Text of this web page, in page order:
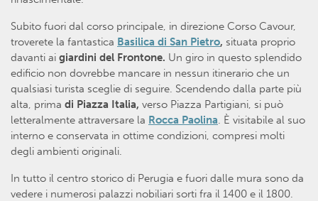
Subito fuori dal corso principale, in direzione Corso Cavour,
troverete la fantastica Basilica di San Pietro, situata proprio
davanti ai giardini del Frontone. Un giro in questo splendido
edificio non dovrebbe mancare in nessun itinerario che un
qualsiasi turista sceglie di seguire. Scendendo dalla parte più
alta, prima di Piazza Italia, verso Piazza Partigiani, si può
letteralmente attraversare la Rocca Paolina . È visitabile al suo
interno e conservata in ottime condizioni, compresi molti
degli ambienti originali.
In tutto il centro storico di Perugia e fuori dalle mura sono da
vedere i numerosi palazzi nobiliari sorti fra il 1400 e il 1800.